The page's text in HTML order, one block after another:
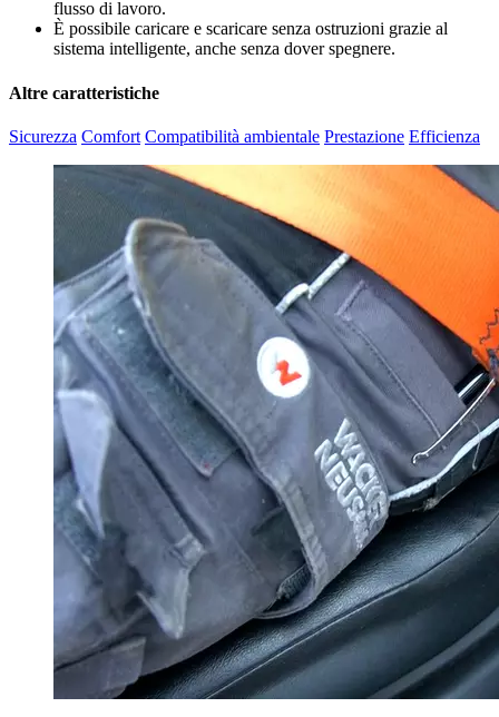
flusso di lavoro.
È possibile caricare e scaricare senza ostruzioni grazie al
sistema intelligente, anche senza dover spegnere.
Altre caratteristiche
Sicurezza Comfort Compatibilità ambientale Prestazione Efficienza